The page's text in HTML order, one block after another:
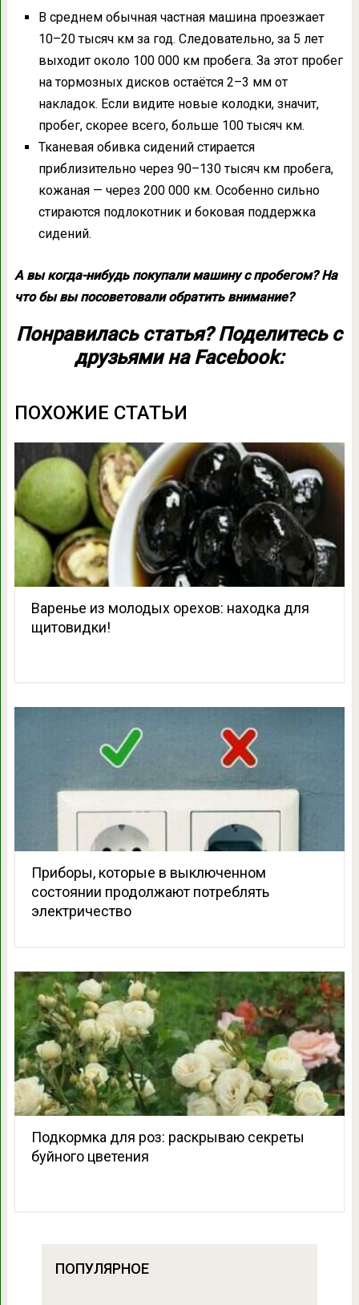
В среднем обычная частная машина проезжает
10–20 тысяч км за год. Следовательно, за 5 лет
выходит около 100 000 км пробега. За этот пробег
на тормозных дисков остаётся 2–3 мм от
накладок. Если видите новые колодки, значит,
пробег, скорее всего, больше 100 тысяч км.
Тканевая обивка сидений стирается
приблизительно через 90–130 тысяч км пробега,
кожаная — через 200 000 км. Особенно сильно
стираются подлокотник и боковая поддержка
сидений.
А вы когда-нибудь покупали машину с пробегом? На
что бы вы посоветовали обратить внимание?
Понравилась статья? Поделитесь с
друзьями на Facebook:
ПОХОЖИЕ СТАТЬИ
Варенье из молодых орехов: находка для
щитовидки!
Приборы, которые в выключенном
состоянии продолжают потреблять
электричество
Подкормка для роз: раскрываю секреты
буйного цветения
ПОПУЛЯРНОЕ